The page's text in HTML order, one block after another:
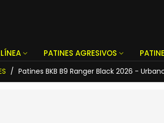
PATINES AGRESIVOS
/ Patines BKB B9 Ranger Black 2026 -